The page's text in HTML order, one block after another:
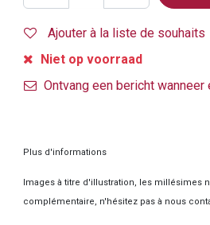
Ajouter à la liste de souhaits
Niet op voorraad
Ontvang een bericht
Plus d'informations
Images à titre d'illustration, les millésimes
complémentaire, n'hésitez pas à nous